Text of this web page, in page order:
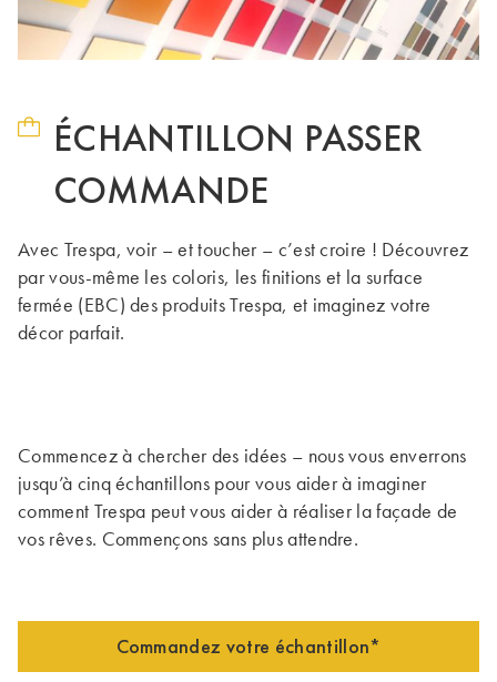
ÉCHANTILLON PASSER
COMMANDE
Avec Trespa, voir – et toucher – c’est croire ! Découvrez
par vous-même les coloris, les finitions et la surface
fermée (EBC) des produits Trespa, et imaginez votre
décor parfait.
Commencez à chercher des idées – nous vous enverrons
jusqu’à cinq échantillons pour vous aider à imaginer
comment Trespa peut vous aider à réaliser la façade de
vos rêves. Commençons sans plus attendre.
Commandez votre échantillon*